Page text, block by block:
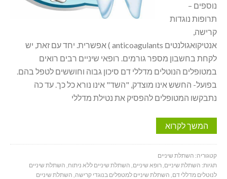
נוספים –
תרופות נוגדות
קרישה,
אנטיקואגולנטים anticoagulants ) אפשרית. יחד עם זאת, יש
לקחת בחשבון מספר גורמים. רופאי שיניים רבים רואים
במטופלים הנוטלים מדללי דם סיכון גבוה וחוששים לטפל בהם.
בפועל- החשש אינו מוצדק, "השד" אינו נורא כל כך. עד כה
נתבקשו המטופלים להפסיק את נטילת מדללי
המשך לקרוא
קטגוריה: השתלת שיניים
תגיות: השתלת שיניים,רופא שיניים, השתלת שיניים ללא ניתוח, השתלת שיניים
לנוטלים מדללי דם, השתלת שיניים למטפלים בנוגדי קרישה, השתלת שיניים